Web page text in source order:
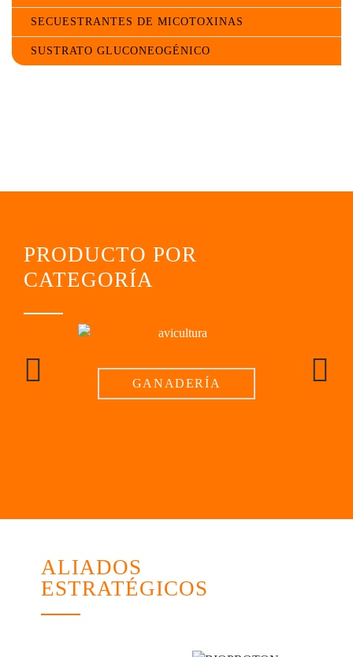
SECUESTRANTES DE MICOTOXINAS
SUSTRATO GLUCONEOGÉNICO
PRODUCTO POR
CATEGORÍA
GANADERÍA
ALIADOS
ESTRATÉGICOS